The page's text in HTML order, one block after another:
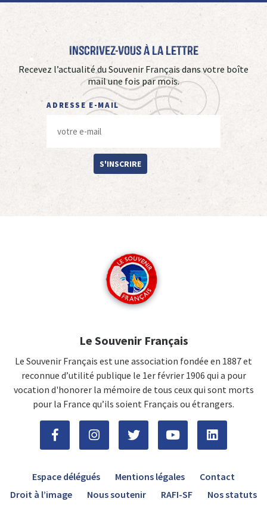
Inscrivez-vous à La Lettre
Recevez l’actualité du Souvenir Français dans votre boîte
mail une fois par mois.
ADRESSE E-MAIL
S'INSCRIRE
Le Souvenir Français
Le Souvenir Français est une association fondée en 1887 et
reconnue d’utilité publique le 1er février 1906 qui a pour
vocation d'honorer la mémoire de tous ceux qui sont morts
pour la France qu’ils soient Français ou étrangers.
Espace délégués Mentions légales
Contact
Droit à l’image
Nous soutenir RAFI-SF Nos statuts